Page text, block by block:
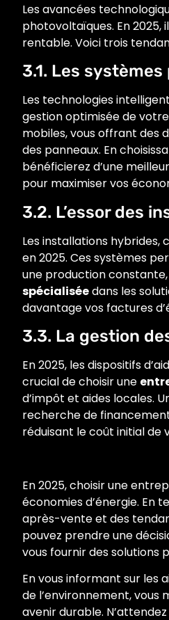
Les avancées
photovoltaïques. En 2025,
rentable. Voici trois
3.1. Les
Les technologies
gestion optimisée de
mobiles, vous offrant des
des panneaux. En
bénéficierez d’une
pour maximiser vos
3.2. L’essor des
Les installations
en 2025. Ces systèmes
une production
spécialiséedans les
davantage vos factures
3.3. La gestion
En 2025, les dispositifs
crucial de choisir une
d’impôt et aides locales.
recherche de
réduisant le coût initial de
En 2025, choisir une
économies d’énergie. En
après-vente et des
pouvez prendre une
vous fournir des solutions
En vous informant sur les
de l’environnement, vous
avenir durable.